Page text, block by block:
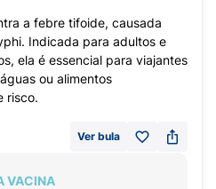
a febre tifoide, causada
Indicada para adultos e
ela é essencial para viajantes
ou alimentos
risco.
Ver bula
VACINA